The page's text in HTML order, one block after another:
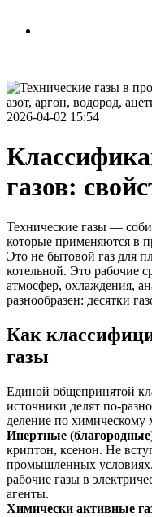
2026-04-02 15:54
газов:
Технические газы —
которые применяются в
Это не бытовой газ для
котельной. Это рабочие
атмосфер, охлаждения,
разнообразен: десятки
Как
газы
Единой общепринятой
источники делят по-
деление по химическому
Инертные
криптон, ксенон. Не
промышленных
рабочие газы в
агенты.
Химически активные